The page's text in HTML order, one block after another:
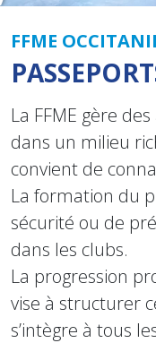
FFME
La FFME gère
dans un milieu
convient de
La formation du
sécurité ou de
dans les clubs.
La progression
vise à structurer
s’intègre à tous